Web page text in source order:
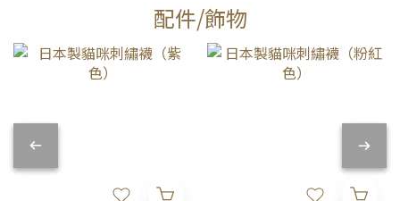
配件/飾物